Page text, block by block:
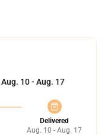
Aug. 10 - Aug. 17
Delivered
Aug. 10 - Aug. 17